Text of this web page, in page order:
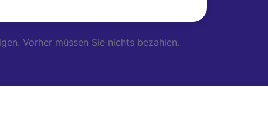
Vorher müssen Sie nichts bezahlen.